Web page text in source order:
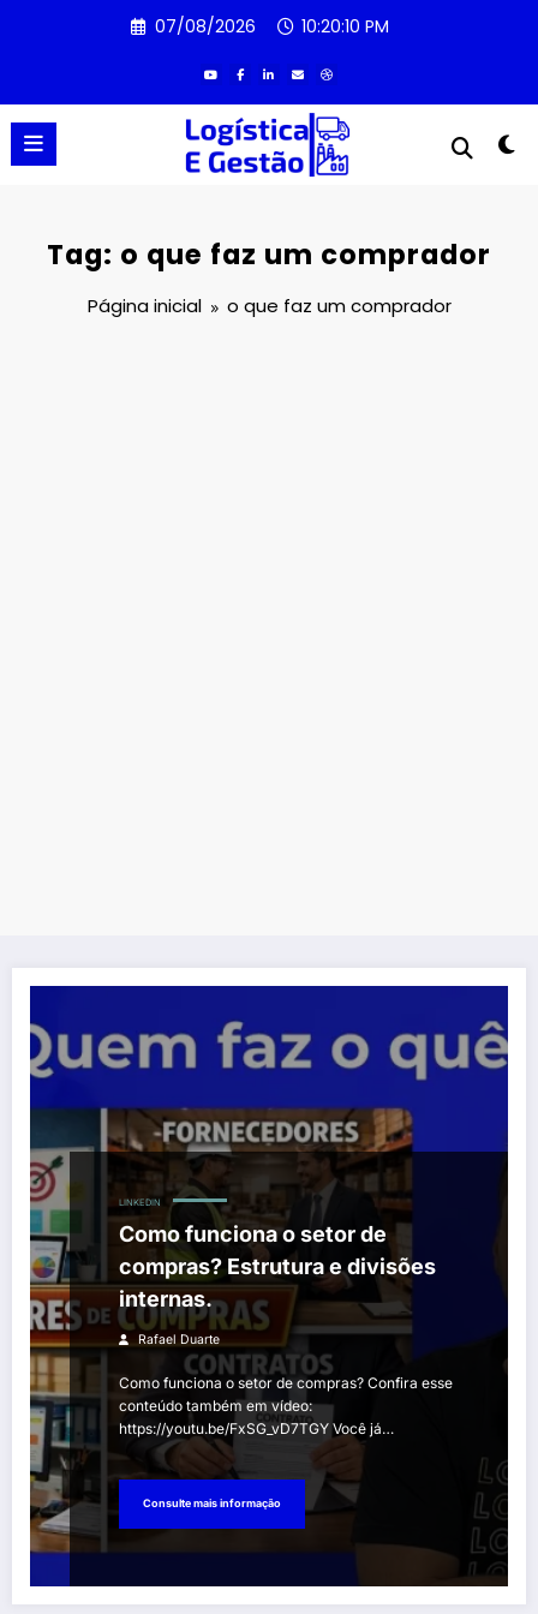
07/08/2026 10:20:10 PM
Tag: o que faz um comprador
Página inicial o que faz um comprador
LINKEDIN
Como funciona o setor de
compras? Estrutura e divisões
internas.
Rafael Duarte
Como funciona o setor de compras? Confira esse
conteúdo também em vídeo:
https://youtu.be/FxSG_vD7TGY Você já…
Consulte mais informação